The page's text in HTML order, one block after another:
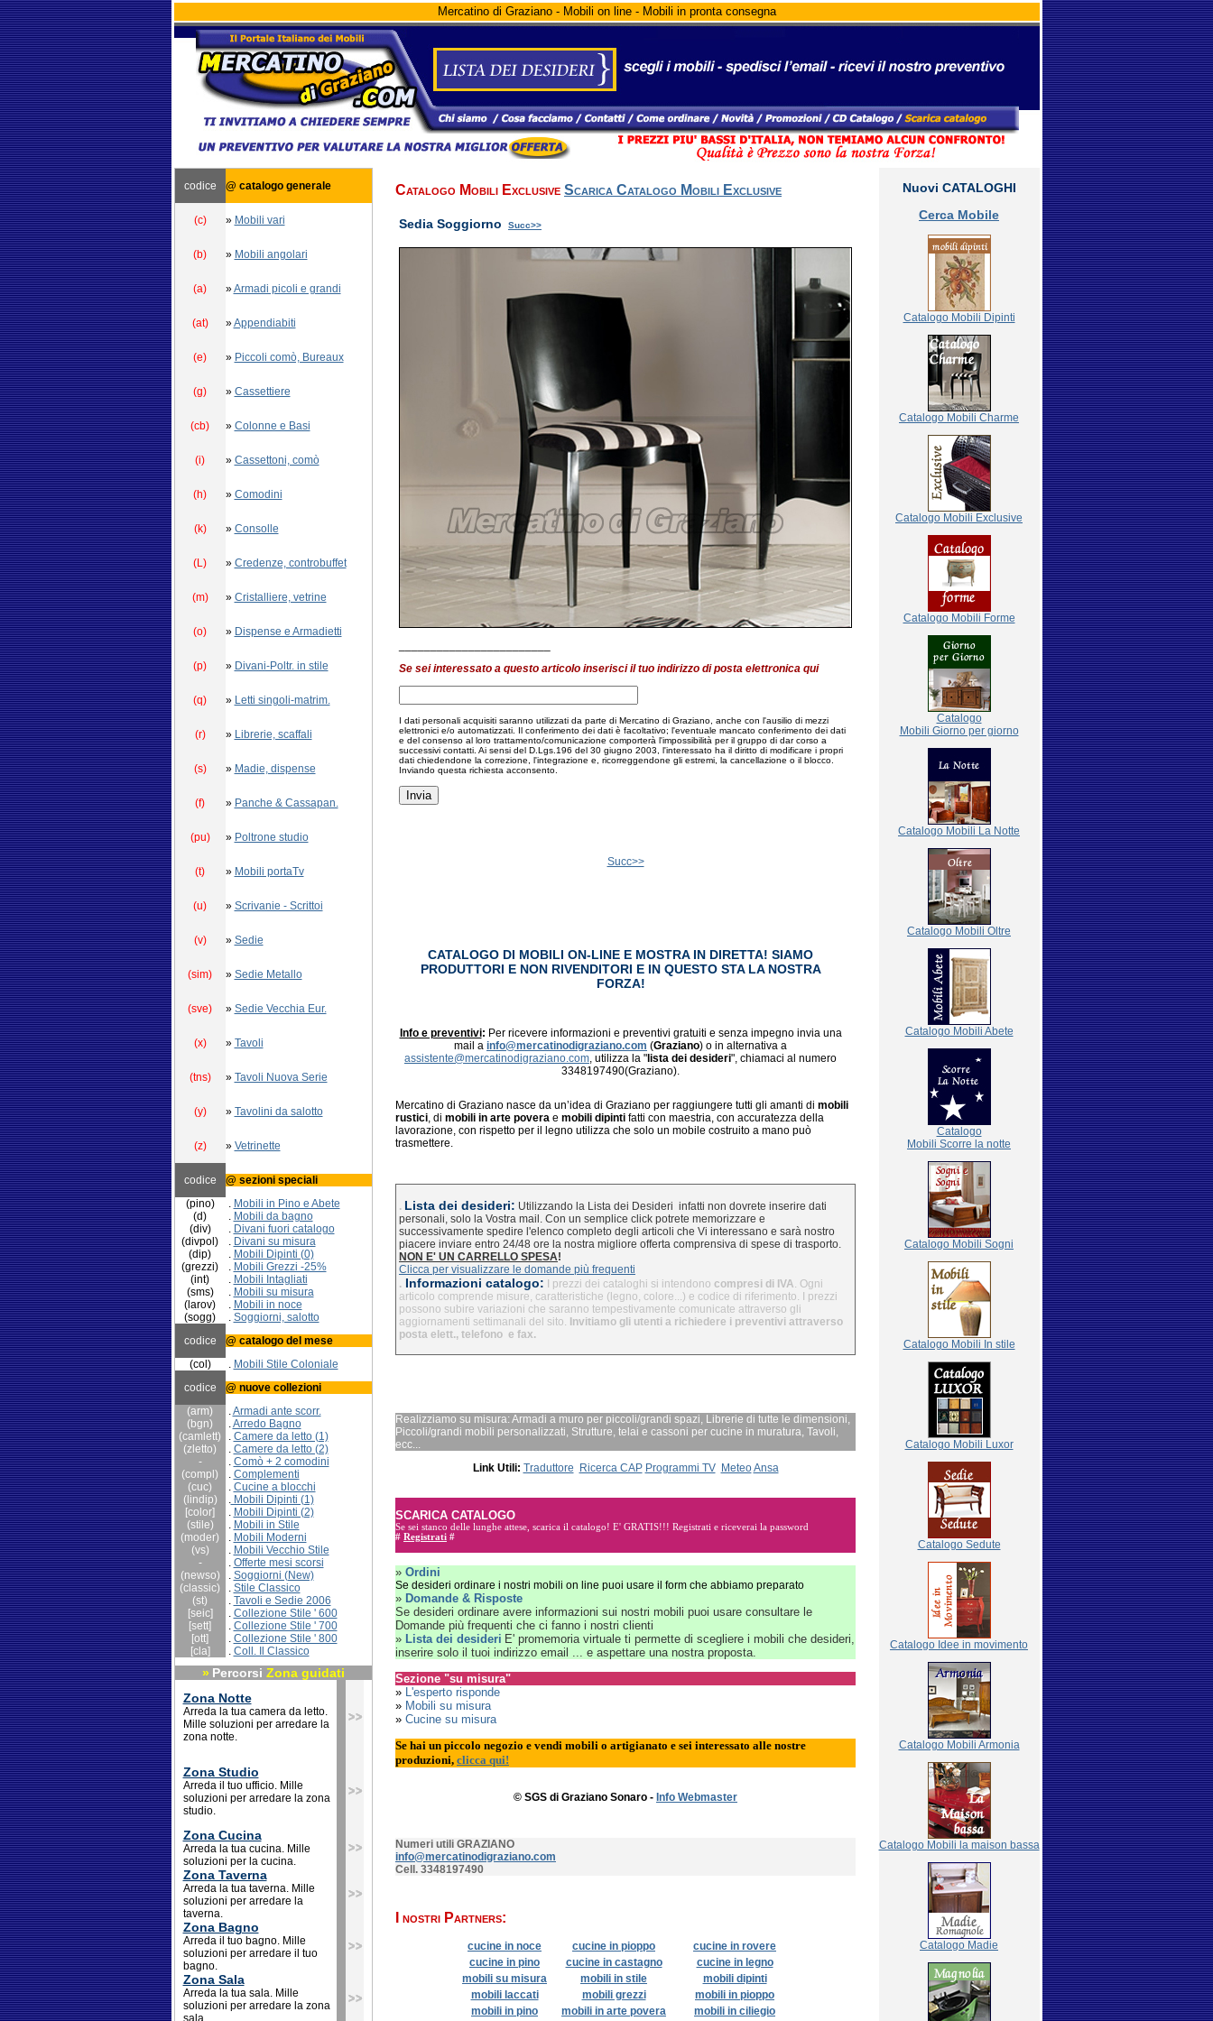
Mercatino di Graziano - Mobili on line - Mobili in pronta consegna
codice @ catalogo generale
(c) » Mobili vari
(b) » Mobili angolari
(a) »Armadi picoli e grandi
(at) »Appendiabiti
(e) » Piccoli comò, Bureaux
(g) » Cassettiere
(cb) » Colonne e Basi
(i) » Cassettoni, comò
(h) » Comodini
(k) » Consolle
(L) » Credenze, controbuffet
(m) » Cristalliere, vetrine
(o) » Dispense e Armadietti
(p) » Divani-Poltr. in stile
(q) » Letti singoli-matrim.
(r) » Librerie, scaffali
(s) » Madie, dispense
(f) » Panche & Cassapan.
(pu) » Poltrone studio
(t) » Mobili portaTv
(u) » Scrivanie - Scrittoi
(v) » Sedie
(sim) » Sedie Metallo
(sve) » Sedie Vecchia Eur.
(x) » Tavoli
(tns) » Tavoli Nuova Serie
(y) » Tavolini da salotto
(z) » Vetrinette
codice
@ sezioni speciali
(pino)
. Mobili in Pino e Abete
(d)
. Mobili da bagno
(div)
. Divani fuori catalogo
(divpol)
. Divani su misura
(dip)
. Mobili Dipinti (0)
(grezzi)
. Mobili Grezzi -25%
(int)
. Mobili Intagliati
(sms)
. Mobili su misura
(larov)
. Mobili in noce
(sogg)
. Soggiorni, salotto
codice
@ catalogo del mese
(col)
. Mobili Stile Coloniale
codice
@ nuove collezioni
(arm)
.Armadi ante scorr.
(bgn)
.Arredo Bagno
(camlett)
. Camere da letto (1)
(zletto)
. Camere da letto (2)
-
. Comò + 2 comodini
(compl)
. Complementi
(cuc)
. Cucine a blocchi
(lindip)
.Mobili Dipinti (1)
[color]
. Mobili Dipinti (2)
(stile)
. Mobili in Stile
(moder)
. Mobili Moderni
(vs)
. Mobili Vecchio Stile
-
. Offerte mesi scorsi
(newso)
. Soggiorni (New)
(classic)
. Stile Classico
(st)
. Tavoli e Sedie 2006
[seic]
. Collezione Stile ' 600
[sett]
. Collezione Stile ' 700
[ott]
. Collezione Stile ' 800
[cla]
. Coll. Il Classico
» Percorsi Zona guidati
Zona Notte
Arreda la tua camera da letto.
Mille soluzioni per arredare la
zona notte.
Zona Studio
Arreda il tuo ufficio. Mille
soluzioni per arredare la zona
studio.
Zona Cucina
Arreda la tua cucina. Mille
soluzioni per la cucina.
Zona Taverna
Arreda la tua taverna. Mille
soluzioni per arredare la
taverna.
Zona Bagno
Arreda il tuo bagno. Mille
soluzioni per arredare il tuo
bagno.
Zona Sala
Arreda la tua sala. Mille
soluzioni per arredare la zona
sala.
Catalogo Mobili Exclusive Scarica Catalogo Mobili Exclusive
Sedia Soggiorno Succ>>
Se sei interessato a questo articolo inserisci il tuo indirizzo di posta elettronica qui
I dati personali acquisiti saranno utilizzati da parte di Mercatino di Graziano, anche con l'ausilio di mezzi
elettronici e/o automatizzati. Il conferimento dei dati è facoltativo; l'eventuale mancato conferimento dei dati
e del consenso al loro trattamento/comunicazione comporterà l'impossibilità per il gruppo di dar corso a
successivi contatti. Ai sensi del D.Lgs.196 del 30 giugno 2003, l'interessato ha il diritto di modificare i propri
dati chiedendone la correzione, l'integrazione e, ricorreggendone gli estremi, la cancellazione o il blocco.
Inviando questa richiesta acconsento.
Succ>>
CATALOGO DI MOBILI ON-LINE E MOSTRA IN DIRETTA! SIAMO
PRODUTTORI E NON RIVENDITORI E IN QUESTO STA LA NOSTRA
FORZA!
Info e preventivi: Per ricevere informazioni e preventivi gratuiti e senza impegno invia una
mail a info@mercatinodigraziano.com (Graziano) o in alternativa a
assistente@mercatinodigraziano.com, utilizza la " lista dei desideri", chiamaci al numero
3348197490(Graziano).
Mercatino di Graziano nasce da un’idea di Graziano per raggiungere tutti gli amanti di mobili
rustici, di mobili in arte povera e mobili dipinti fatti con maestria, con accuratezza della
lavorazione, con rispetto per il legno utilizza che solo un mobile costruito a mano può
trasmettere.
. Lista dei desideri: Utilizzando la Lista dei Desideri infatti non dovrete inserire dati
personali, solo la Vostra mail. Con un semplice click potrete memorizzare e
successivamente spedire l'elenco completo degli articoli che Vi interessano e sarà nostro
piacere inviare entro 24/48 ore la nostra migliore offerta comprensiva di spese di trasporto.
NON E' UN CARRELLO SPESA!
Clicca per visualizzare le domande più frequenti
. Informazioni catalogo: I prezzi dei cataloghi si intendono compresi di IVA. Ogni
articolo comprende misure, caratteristiche (legno, colore...) e codice di riferimento. I prezzi
possono subire variazioni che saranno tempestivamente comunicate attraverso gli
aggiornamenti settimanali del sito. Invitiamo gli utenti a richiedere i preventivi attraverso
posta elett., telefono e fax.
Realizziamo su misura: Armadi a muro per piccoli/grandi spazi, Librerie di tutte le dimensioni,
Piccoli/grandi mobili personalizzati, Strutture, telai e cassoni per cucine in muratura, Tavoli,
ecc...
Link Utili: Traduttore Ricerca CAP Programmi TV MeteoAnsa
SCARICA CATALOGO
Se sei stanco delle lunghe attese, scarica il catalogo! E' GRATIS!!! Registrati e riceverai la password
# Registrati #
» Ordini
Se desideri ordinare i nostri mobili on line puoi usare il form che abbiamo preparato
» Domande & Risposte
Se desideri ordinare avere informazioni sui nostri mobili puoi usare consultare le
Domande più frequenti che ci fanno i nostri clienti
» Lista dei desideri E' promemoria virtuale ti permette di scegliere i mobili che desideri,
inserire solo il tuoi indirizzo email ... e aspettare una nostra proposta.
Sezione "su misura"
» L'esperto risponde
» Mobili su misura
» Cucine su misura
Se hai un piccolo negozio e vendi mobili o artigianato e sei interessato alle nostre
produzioni, clicca qui!
© SGS di Graziano Sonaro - Info Webmaster
Numeri utili GRAZIANO
info@mercatinodigraziano.com
Cell. 3348197490
I nostri Partners:
cucine in noce cucine in pioppo
cucine in rovere
cucine in pino
cucine in castagno
cucine in legno
mobili su misura
mobili in stile
mobili dipinti
mobili laccati
mobili grezzi
mobili in pioppo
mobili in pino
mobili in arte povera mobili in ciliegio
Nuovi CATALOGHI
Cerca Mobile
Catalogo Mobili Dipinti
Catalogo Mobili Charme
Catalogo Mobili Exclusive
Catalogo Mobili Forme
Catalogo
Mobili Giorno per giorno
Catalogo Mobili La Notte
Catalogo Mobili Oltre
Catalogo Mobili Abete
Catalogo
Mobili Scorre la notte
Catalogo Mobili Sogni
Catalogo Mobili In stile
Catalogo Mobili Luxor
Catalogo Sedute
Catalogo Idee in movimento
Catalogo Mobili Armonia
Catalogo Mobili la maison bassa
Catalogo Madie